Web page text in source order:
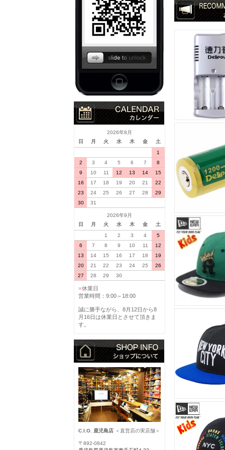
2026年8月
日
月 火 水 木 金
土
1
2
3 4 5 6 7
8
9
10 11 12 13 14
15
16
17 18 19 20 21
22
23
24 25 26 27 28
29
30
31
2026年9月
日
月 火 水 木 金
土
1
2 3 4
5
6
7 8 9 10 11
12
13
14 15 16 17 18
19
20
21 22 23 24 25
26
27
28 29 30
■休業日
営業時間：9:00～18:00
誠に勝手ながら、8月12日から8
月16日は休業日とさせて頂きま
す。
C.I.O. 鹿児島店 ＜直営店の実店舗＞
〒892-0842